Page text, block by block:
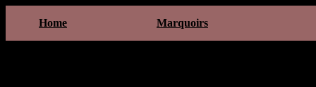
Home Marquoirs